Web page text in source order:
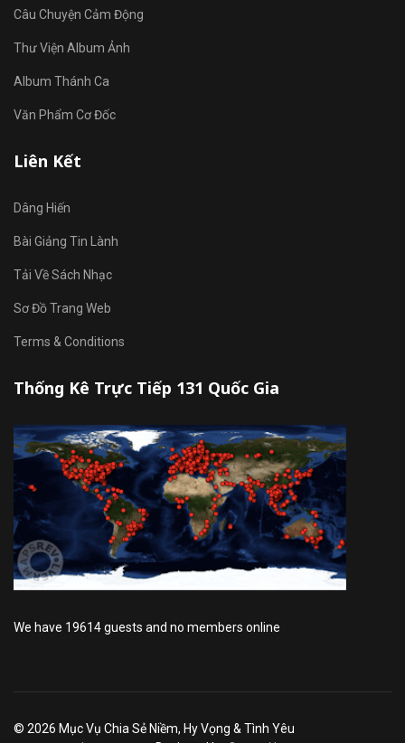
Câu Chuyện Cảm Động
Thư Viện Album Ảnh
Album Thánh Ca
Văn Phẩm Cơ Đốc
Liên Kết
Dâng Hiến
Bài Giảng Tin Lành
Tải Về Sách Nhạc
Sơ Đồ Trang Web
Terms & Conditions
Thống Kê Trực Tiếp 131 Quốc Gia
We have 19614 guests and no members online
© 2026 Mục Vụ Chia Sẻ Niềm, Hy Vọng & Tình Yêu